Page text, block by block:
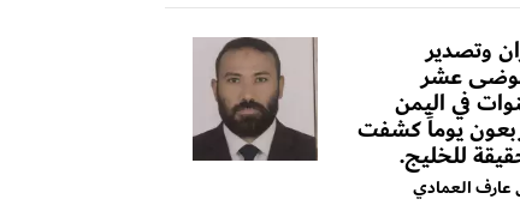
وتصدير
عشر
في اليمن
يوماً كشفت
للخليج.
عارف العمادي